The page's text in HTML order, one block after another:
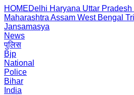
HOMEDelhi Haryana Uttar Pradesh
Maharashtra Assam West Bengal
Jansamasya
News
पुलिस
Bjp
National
Police
Bihar
India